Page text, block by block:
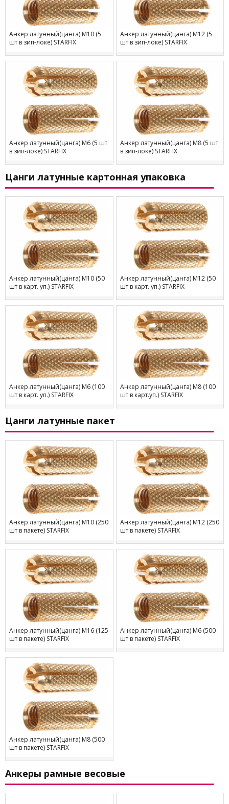
Анкер латунный(цанга) М10 (5
шт в зип-локе) STARFIX
Анкер латунный(цанга) М12 (5
шт в зип-локе) STARFIX
Анкер латунный(цанга) М6 (5 шт
в зип-локе) STARFIX
Анкер латунный(цанга) М8 (5 шт
в зип-локе) STARFIX
Цанги латунные картонная упаковка
Анкер латунный(цанга) М10 (50
шт в карт. уп.) STARFIX
Анкер латунный(цанга) М12 (50
шт в карт. уп.) STARFIX
Анкер латунный(цанга) М6 (100
шт в карт. уп.) STARFIX
Анкер латунный(цанга) М8 (100
шт в карт.уп.) STARFIX
Цанги латунные пакет
Анкер латунный(цанга) М10 (250
шт в пакете) STARFIX
Анкер латунный(цанга) М12 (250
шт в пакете) STARFIX
Анкер латунный(цанга) М16 (125
шт в пакете) STARFIX
Анкер латунный(цанга) М6 (500
шт в пакете) STARFIX
Анкер латунный(цанга) М8 (500
шт в пакете) STARFIX
Анкеры рамные весовые